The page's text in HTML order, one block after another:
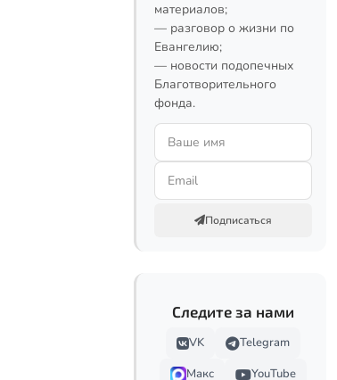
материалов;
— разговор о жизни по
Евангелию;
— новости подопечных
Благотворительного
фонда.
Подписаться
Следите за нами
VK
Telegram
Макс
YouTube